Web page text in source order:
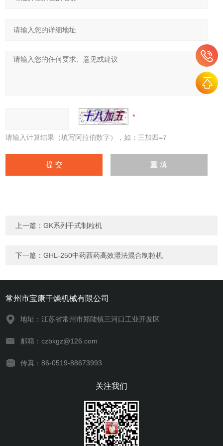
请输入计算结果（填写阿拉伯数字），如：三加四=7
上一篇：GK系列干式制粒机
下一篇：GHL-250中药西药高效湿法混合制粒机
常州市宝康干燥机械有限公司
地址：江苏省常州市郑陆镇三河口工业开发区
邮箱：czbkgz@126.com
传真：86-0519-88673993
关注我们